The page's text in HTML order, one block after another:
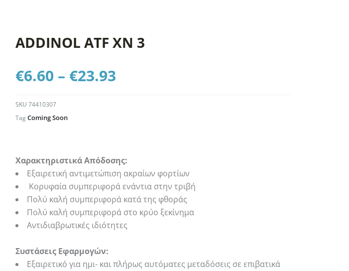
ADDINOL ATF XN 3
€6.60 – €23.93
SKU74410307
Tag Coming Soon
Χαρακτηριστικά Απόδοσης:
Εξαιρετική αντιμετώπιση ακραίων φορτίων
Κορυφαία συμπεριφορά ενάντια στην τριβή
Πολύ καλή συμπεριφορά κατά της φθοράς
Πολύ καλή συμπεριφορά στο κρύο ξεκίνημα
Αντιδιαβρωτικές ιδιότητες
Συστάσεις Εφαρμογών:
Εξαιρετικό για ημι- και πλήρως αυτόματες μεταδόσεις σε επιβατικά